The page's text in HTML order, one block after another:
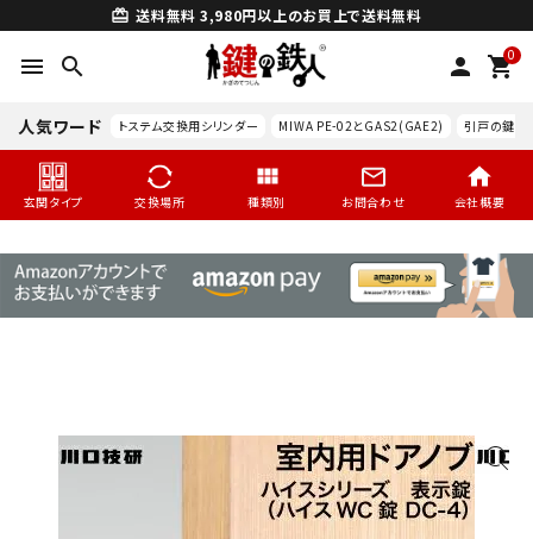
card_giftcard 送料無料 3,980円以上のお買上で送料無料
menu search person 0
shopping_cart
人気ワード トステム交換用シリンダー MIWA PE-02とGAS2(GAE2) 引戸の鍵交
玄関タイプ 交換場所 種類別 お問合わせ 会社概要
search